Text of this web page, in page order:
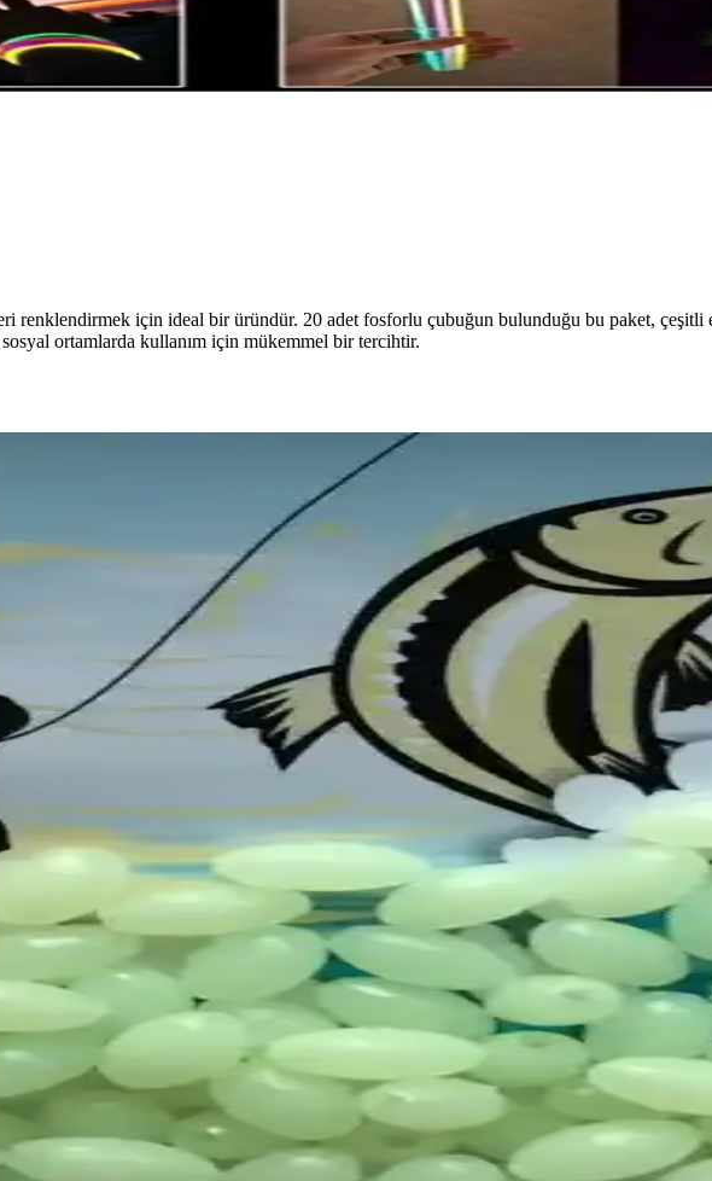
renklendirmek için ideal bir üründür. 20 adet fosforlu çubuğun bulunduğu bu paket,
ortamlarda kullanım için mükemmel bir tercihtir.
ve stabil hareket sunan iki iğneli yapıya sahip; 50 gramlık ağırlık uzun menzil ve
Kullanım İpuçları
el işlerinde yüksek görünürlük sağlayan bu ürünlerin özellikleri ve kullanıcı yorumlarıyla en
Işıklandırması İçin Uygun
hafif ışık yayan dayanıklı PVC boncuklardır. 100 adetlik paket ve yüksek müşteri
İşi Malzemeleri
Gece ışığında parlayan, dayanıklı ve estetik tasarımlar için ideal malzeme. Takı ve
Karşılaştırması
kullanıcı yorumları ve avantajlarıyla en uygun seçimi yapmanızı sağlar.
Karşılaştırması
kullanıcı yorumları ve performanslarıyla detaylı karşılaştırması, doğru seçim yapmanız
Kokulu ve Fosforlu Tasarım
ve fosforlu özellikleriyle gece ve gündüz LRF avcılığında etkili performans sunar.